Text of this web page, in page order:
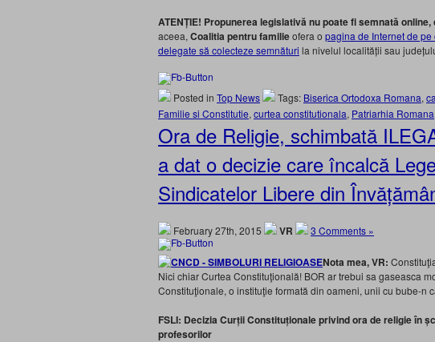
ATENȚIE! Propunerea legislativă nu poate fi semnată
aceea, Coalitia pentru familieofera o pagina de Internet de
delegate să colecteze semnături la nivelul localității sau
Posted in Top News Tags: Biserica Ortodoxa Romana,
Familie si Constitutie, curtea constitutionala, Patriarhia Romana
Ora de Religie, schimbată
a dat o decizie care încalcă
Sindicatelor Libere din
February 27th, 2015 VR 3 Comments »
Nota mea, VR:
Nici chiar Curtea Constituţională! BOR ar trebui sa gaseasca
Constituţionale, o instituţie formată din oameni, unii cu bube-n
FSLI: Decizia Curții Constituționale privind ora de religie în
profesorilor